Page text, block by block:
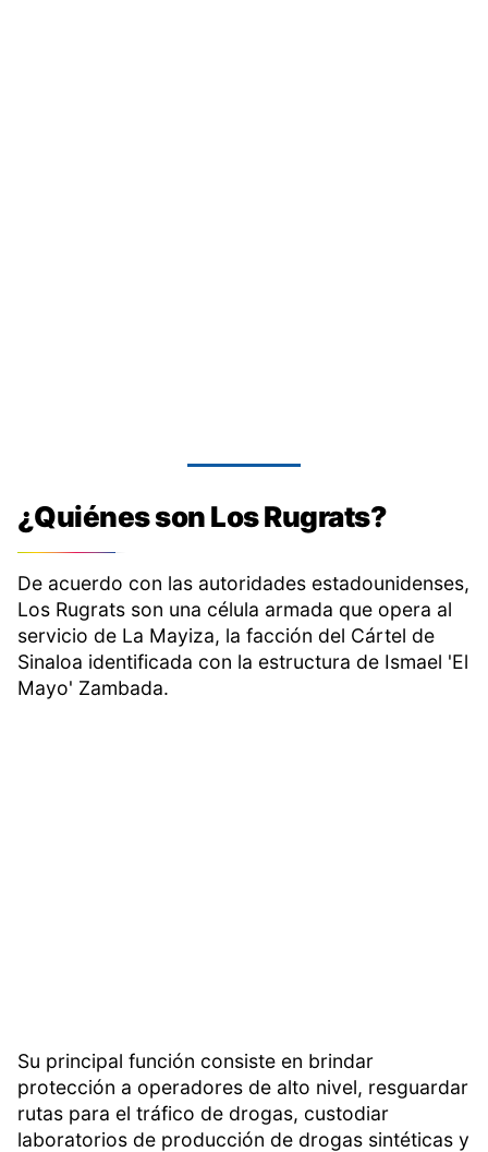
¿Quiénes son Los Rugrats?
De acuerdo con las autoridades estadounidenses,
Los Rugrats son una célula armada que opera al
servicio de La Mayiza, la facción del Cártel de
Sinaloa identificada con la estructura de Ismael 'El
Mayo' Zambada.
Su principal función consiste en brindar
protección a operadores de alto nivel, resguardar
rutas para el tráfico de drogas, custodiar
laboratorios de producción de drogas sintéticas y